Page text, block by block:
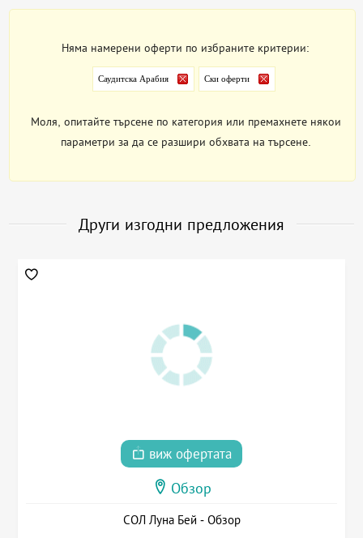
Няма намерени оферти по избраните критерии:
Саудитска Арабия Ски оферти
Моля, опитайте търсене по категория или премахнете някои
параметри за да се разшири обхвата на търсене.
Други изгодни предложения
виж офертата
Обзор
СОЛ Луна Бей - Обзор